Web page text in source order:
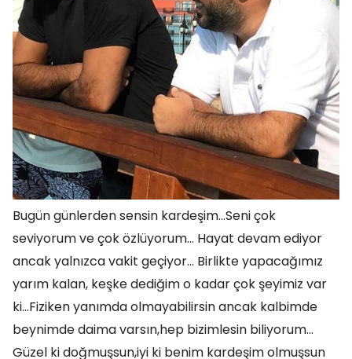
Bugün günlerden sensin kardeşim…Seni çok
seviyorum ve çok özlüyorum… Hayat devam ediyor
ancak yalnızca vakit geçiyor… Birlikte yapacağımız
yarım kalan, keşke dediğim o kadar çok şeyimiz var
ki…Fiziken yanımda olmayabilirsin ancak kalbimde
beynimde daima varsın,hep bizimlesin biliyorum…
Güzel ki doğmuşsun,iyi ki benim kardeşim olmuşsun